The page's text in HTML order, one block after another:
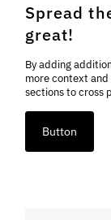
Spread
great!
By adding
more context
sections to cross
Button